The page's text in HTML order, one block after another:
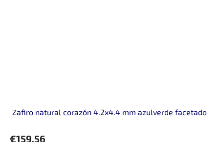
Zafiro natural corazón 4.2x4.4 mm azulverde facetado
€159,56